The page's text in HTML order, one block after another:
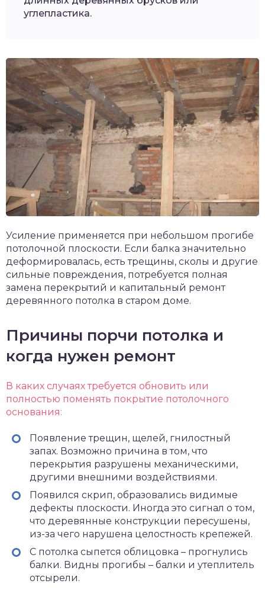
углепластика.
Усиление применяется при небольшом прогибе
потолочной плоскости. Если балка значительно
деформировалась, есть трещины, сколы и другие
сильные повреждения, потребуется полная
замена перекрытий и капитальный ремонт
деревянного потолка в старом доме.
Причины порчи потолка и
когда нужен ремонт
В каких случаях требуется обновить или
полностью поменять покрытие потолочного
основания:
Появление трещин, щелей, гнилостный
запах. Возможно причина в том, что
перекрытия разрушены механическими,
другими внешними воздействиями.
Появился скрип, образовались видимые
дефекты плоскости. Иногда это сигнал о том,
что деревянные конструкции пересушены,
из-за чего нарушена целостность крепежей.
С потолка сыпется облицовка – прогнулись
балки. Видны прогибы – балки и утеплитель
отсырели.